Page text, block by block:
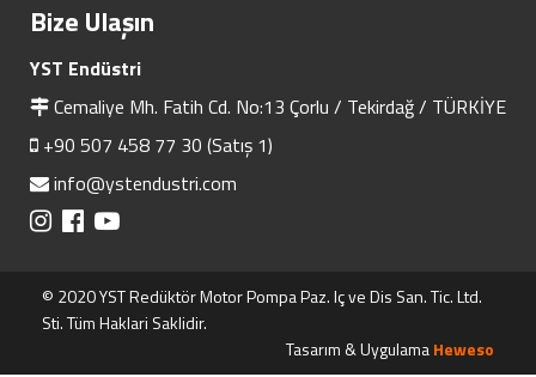
Bize Ulaşın
YST Endüstri
Cemaliye Mh. Fatih Cd. No:13 Çorlu / Tekirdağ / TÜRKİYE
+90 507 458 77 30 (Satış 1)
info@ystendustri.com
© 2020 YST Redüktör Motor Pompa Paz. Iç ve Dis San. Tic. Ltd.
Sti. Tüm Haklari Saklidir.
Tasarım & UygulamaHeweso